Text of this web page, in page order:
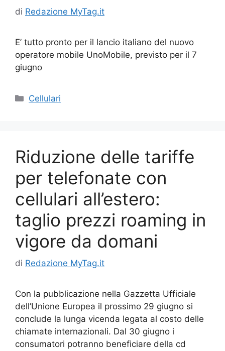
di Redazione MyTag.it
E’ tutto pronto per il lancio italiano del nuovo
operatore mobile UnoMobile, previsto per il 7
giugno
Categorie
Cellulari
Riduzione delle tariffe
per telefonate con
cellulari all’estero:
taglio prezzi roaming in
vigore da domani
di Redazione MyTag.it
Con la pubblicazione nella Gazzetta Ufficiale
dell’Unione Europea il prossimo 29 giugno si
conclude la lunga vicenda legata al costo delle
chiamate internazionali. Dal 30 giugno i
consumatori potranno beneficiare della cd